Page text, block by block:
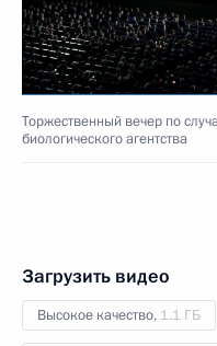
Торжественный вечер по
биологического агентства
Загрузить видео
Высокое качество, 1.1 ГБ